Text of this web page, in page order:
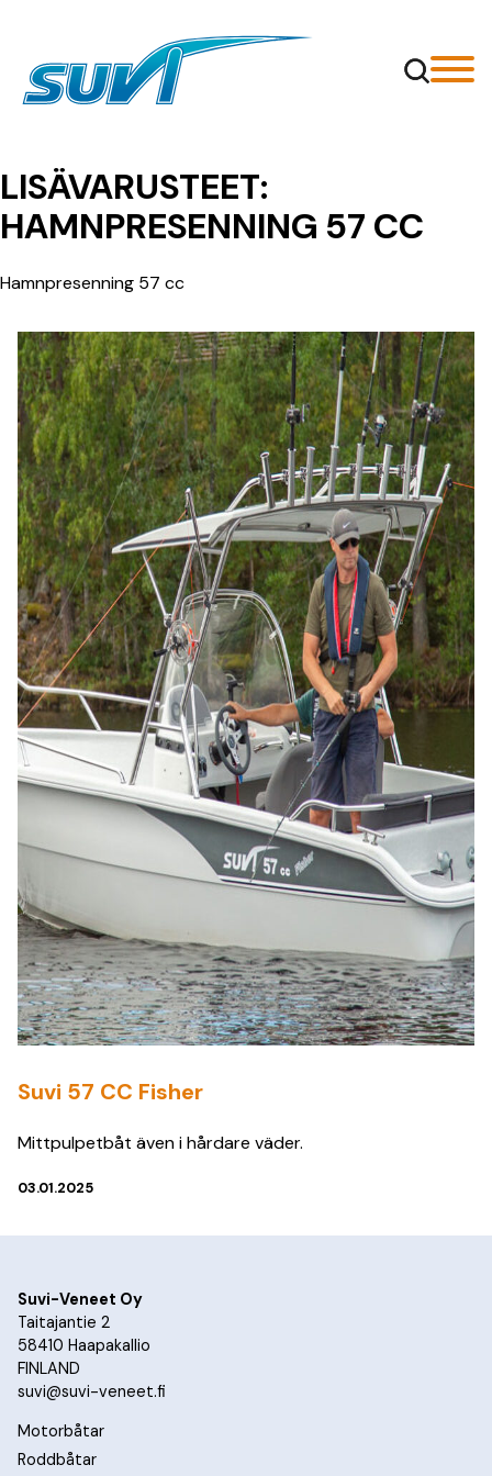
LISÄVARUSTEET:
HAMNPRESENNING 57 CC
Hamnpresenning 57 cc
Suvi 57 CC Fisher
Mittpulpetbåt även i hårdare väder.
03.01.2025
Suvi-Veneet Oy
Taitajantie 2
58410 Haapakallio
FINLAND
suvi@suvi-veneet.fi
Motorbåtar
Roddbåtar